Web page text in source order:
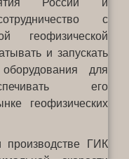
с
геофизической
и запускать
для
его
геофизических
ГИК